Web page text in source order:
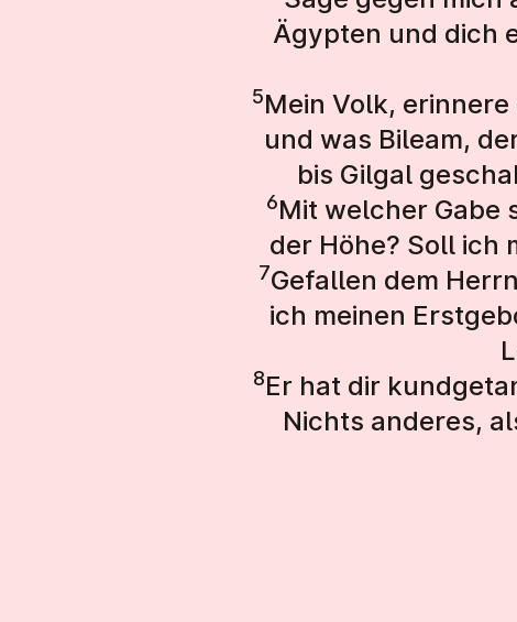
Ägypten und dich
5Mein Volk,
und was Bileam,
bis Gilgal
6Mit welcher Gabe
der Höhe? Soll ich
7Gefallen dem
ich meinen
8Er hat dir
Nichts anderes,